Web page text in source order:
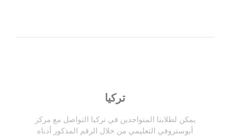
تركيا
يمكن لطلابنا المتواجدين في تركيا التواصل مع مركز
أبوستروفي التعليمي من خلال الرقم المذكور أدناه